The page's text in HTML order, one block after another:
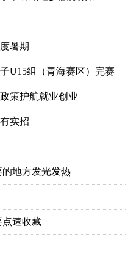
暑期
U15组（青海赛区）完赛
策护航就业创业
实招
地方发光发热
点速收藏